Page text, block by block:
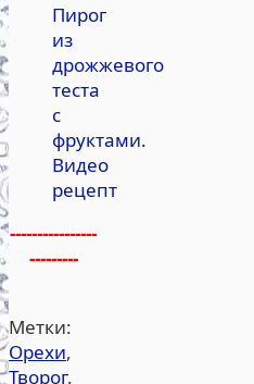
Пирог
из
дрожжевого
теста
с
фруктами.
Видео
рецепт
----------------
---------
Метки:
Орехи,
Творог,